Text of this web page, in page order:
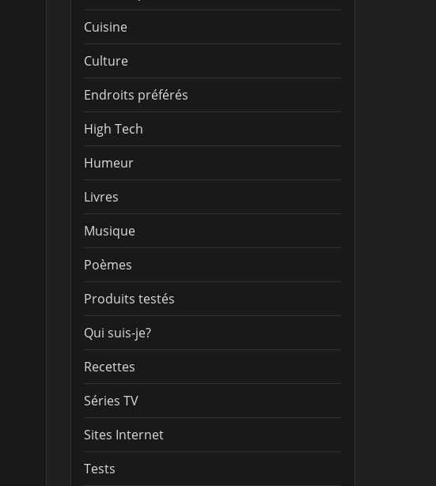
Cuisine
Culture
Endroits préférés
High Tech
Humeur
Livres
Musique
Poèmes
Produits testés
Qui suis-je?
Recettes
Séries TV
Sites Internet
Tests